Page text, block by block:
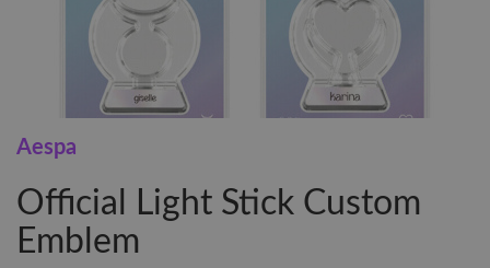
Aespa
Official Light Stick Custom
Emblem